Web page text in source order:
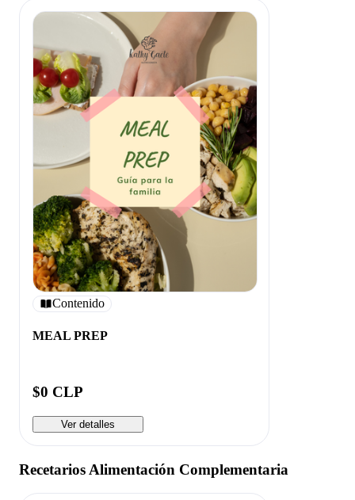
Contenido
MEAL PREP
$0 CLP
Ver detalles
Recetarios Alimentación Complementaria